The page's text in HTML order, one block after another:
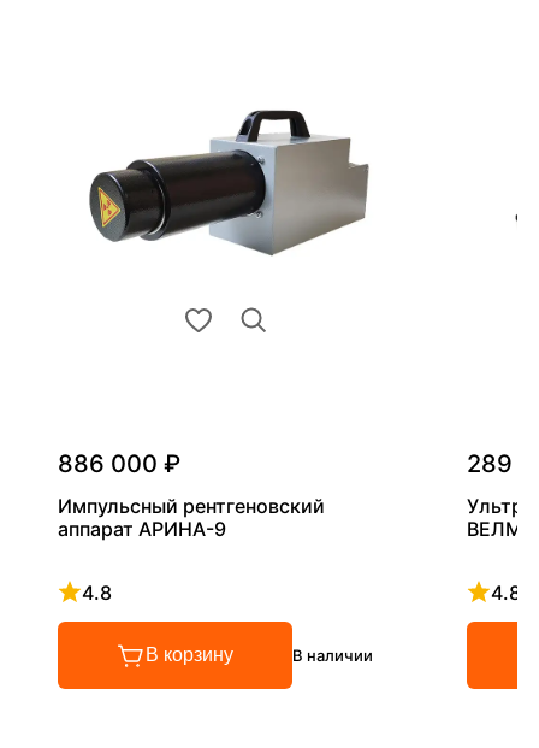
886 000 ₽
Импульсный рентгеновский
аппарат АРИНА-9
4.8
Рейтинг 4.8 из 5
В корзину В наличии
289
4.8